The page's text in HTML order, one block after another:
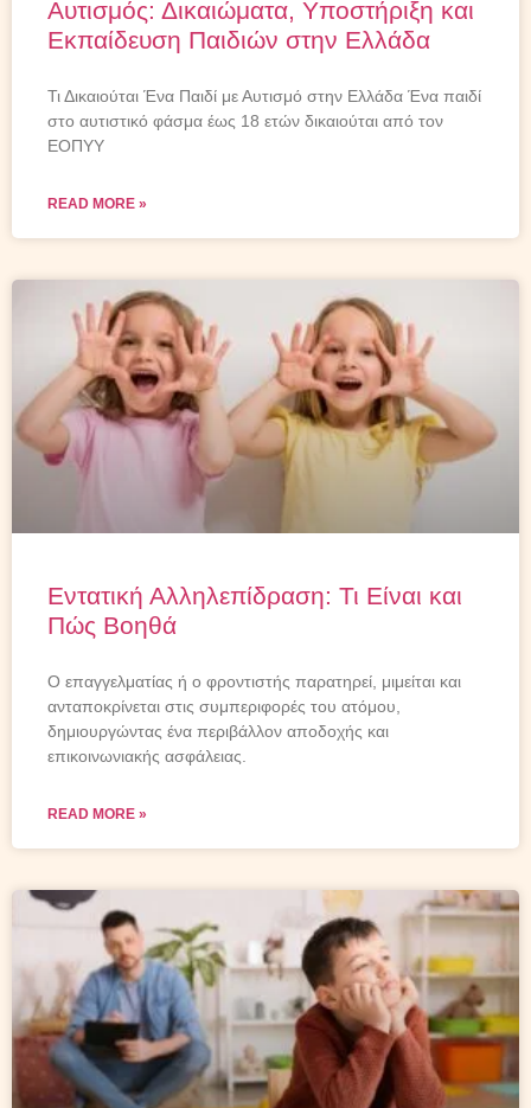
Αυτισμός: Δικαιώματα, Υποστήριξη και
Εκπαίδευση Παιδιών στην Ελλάδα
Τι Δικαιούται Ένα Παιδί με Αυτισμό στην Ελλάδα Ένα παιδί
στο αυτιστικό φάσμα έως 18 ετών δικαιούται από τον
ΕΟΠΥΥ
READ MORE »
Εντατική Αλληλεπίδραση: Τι Είναι και
Πώς Βοηθά
Ο επαγγελματίας ή ο φροντιστής παρατηρεί, μιμείται και
ανταποκρίνεται στις συμπεριφορές του ατόμου,
δημιουργώντας ένα περιβάλλον αποδοχής και
επικοινωνιακής ασφάλειας.
READ MORE »